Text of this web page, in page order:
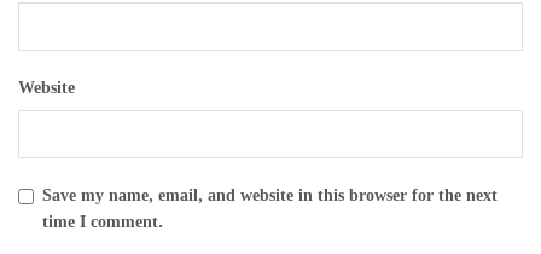
Website
Save my name, email, and website in this browser for the next
time I comment.